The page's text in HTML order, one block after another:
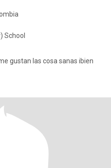
School
gustan las cosa sanas ibien